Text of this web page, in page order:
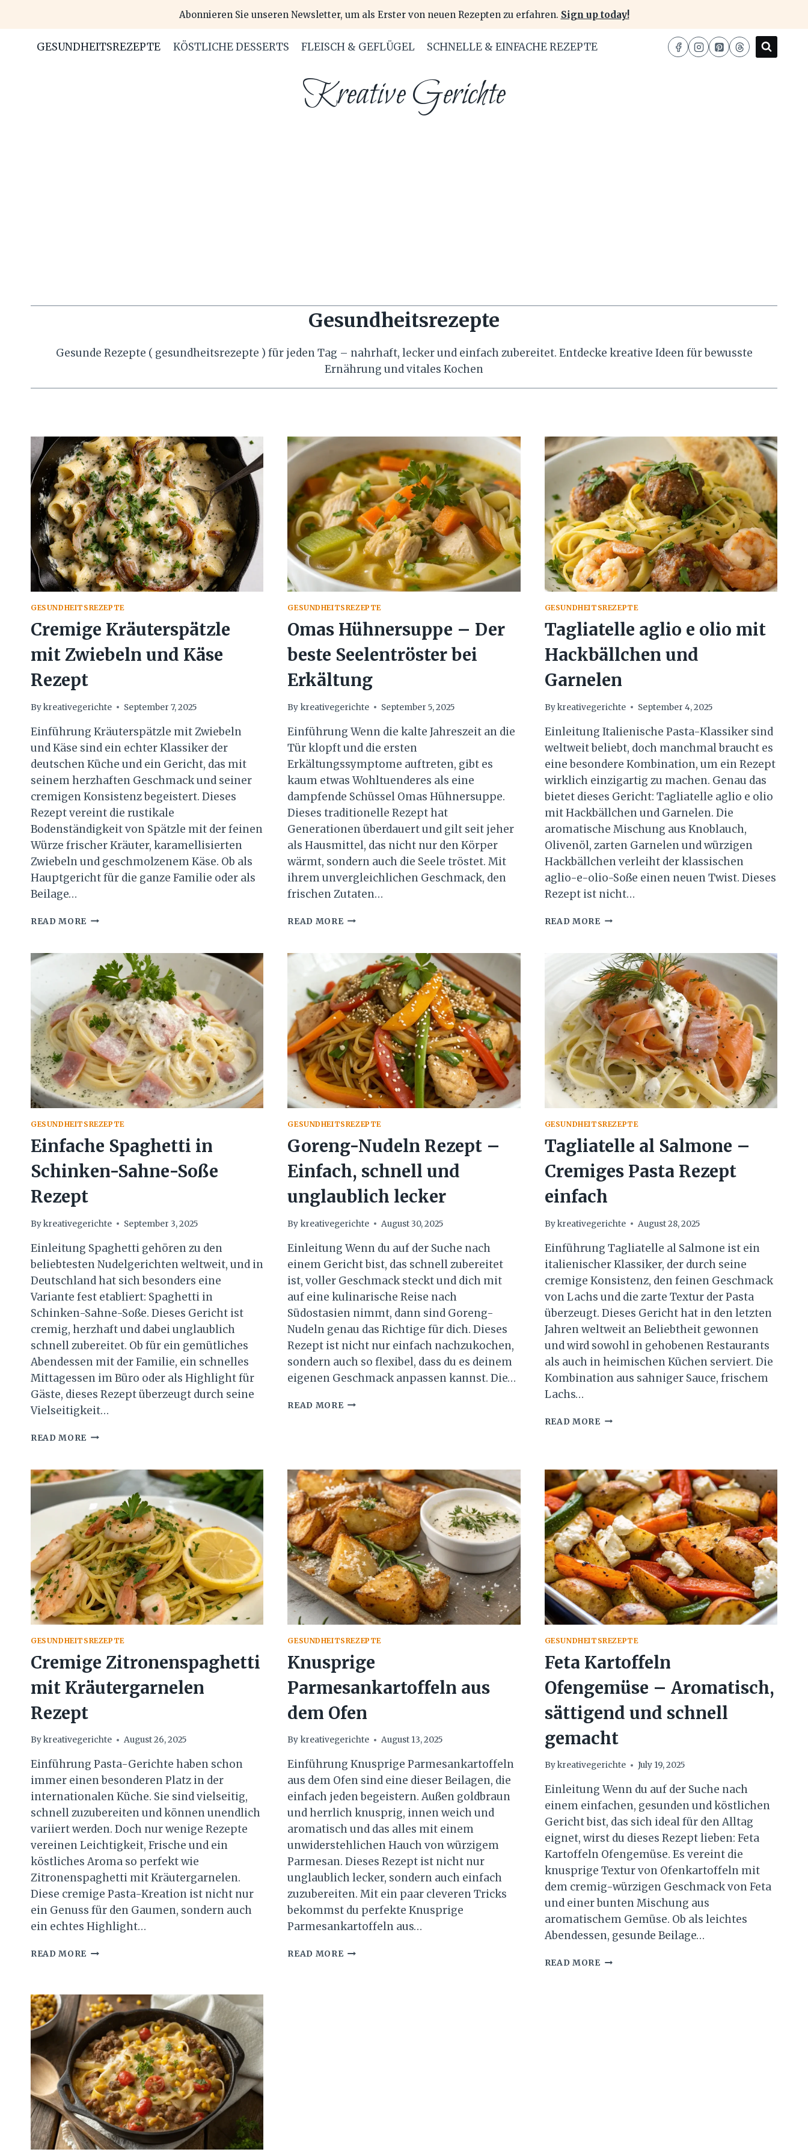
content
Abonnieren Sie unseren Newsletter, um als Erster von neuen Rezepten zu erfahren. Sign up today!
GESUNDHEITSREZEPTE KÖSTLICHE DESSERTS FLEISCH & GEFLÜGEL SCHNELLE & EINFACHE REZEPTE
Kreative Gerichte
Gesundheitsrezepte
Gesunde Rezepte ( gesundheitsrezepte ) für jeden Tag – nahrhaft, lecker und einfach zubereitet. Entdecke kreative Ideen für bewusste
Ernährung und vitales Kochen
GESUNDHEITSREZEPTE
Cremige Kräuterspätzle
mit Zwiebeln und Käse
Rezept
Bykreativegerichte September 7, 2025
Einführung Kräuterspätzle mit Zwiebeln
und Käse sind ein echter Klassiker der
deutschen Küche und ein Gericht, das mit
seinem herzhaften Geschmack und seiner
cremigen Konsistenz begeistert. Dieses
Rezept vereint die rustikale
Bodenständigkeit von Spätzle mit der feinen
Würze frischer Kräuter, karamellisierten
Zwiebeln und geschmolzenem Käse. Ob als
Hauptgericht für die ganze Familie oder als
Beilage…
READ MORE CREMIGE
ZWIEBELN
UND
KÄSE
REZEPT
GESUNDHEITSREZEPTE
Omas Hühnersuppe – Der
beste Seelentröster bei
Erkältung
By kreativegerichte September 5, 2025
Einführung Wenn die kalte Jahreszeit an die
Tür klopft und die ersten
Erkältungssymptome auftreten, gibt es
kaum etwas Wohltuenderes als eine
dampfende Schüssel Omas Hühnersuppe.
Dieses traditionelle Rezept hat
Generationen überdauert und gilt seit jeher
als Hausmittel, das nicht nur den Körper
wärmt, sondern auch die Seele tröstet. Mit
ihrem unvergleichlichen Geschmack, den
frischen Zutaten…
READ MOREOMAS
DER
BESTE
SEELENTRÖSTER
BEI
ERKÄLTUNG
GESUNDHEITSREZEPTE
Tagliatelle aglio e olio mit
Hackbällchen und
Garnelen
Bykreativegerichte September 4, 2025
Einleitung Italienische Pasta-Klassiker sind
weltweit beliebt, doch manchmal braucht es
eine besondere Kombination, um ein Rezept
wirklich einzigartig zu machen. Genau das
bietet dieses Gericht: Tagliatelle aglio e olio
mit Hackbällchen und Garnelen. Die
aromatische Mischung aus Knoblauch,
Olivenöl, zarten Garnelen und würzigen
Hackbällchen verleiht der klassischen
aglio-e-olio-Soße einen neuen Twist. Dieses
Rezept ist nicht…
READ MORETAGLIATELLE
OLIO
MIT
HACKBÄLLCHEN
UND
GARNELEN
GESUNDHEITSREZEPTE
Einfache Spaghetti in
Schinken-Sahne-Soße
Rezept
Bykreativegerichte September 3, 2025
Einleitung Spaghetti gehören zu den
beliebtesten Nudelgerichten weltweit, und in
Deutschland hat sich besonders eine
Variante fest etabliert: Spaghetti in
Schinken-Sahne-Soße. Dieses Gericht ist
cremig, herzhaft und dabei unglaublich
schnell zubereitet. Ob für ein gemütliches
Abendessen mit der Familie, ein schnelles
Mittagessen im Büro oder als Highlight für
Gäste, dieses Rezept überzeugt durch seine
Vielseitigkeit…
READ MORE EINFACHE
SCHINKEN-
SOSSE R
EZEPT
GESUNDHEITSREZEPTE
Goreng-Nudeln Rezept –
Einfach, schnell und
unglaublich lecker
By kreativegerichte August 30, 2025
Einleitung Wenn du auf der Suche nach
einem Gericht bist, das schnell zubereitet
ist, voller Geschmack steckt und dich mit
auf eine kulinarische Reise nach
Südostasien nimmt, dann sind Goreng-
Nudeln genau das Richtige für dich. Dieses
Rezept ist nicht nur einfach nachzukochen,
sondern auch so flexibel, dass du es deinem
eigenen Geschmack anpassen kannst. Die…
READ MOREGORENG-
UND
UNGLAUBLICH
LECKER
GESUNDHEITSREZEPTE
Tagliatelle al Salmone –
Cremiges Pasta Rezept
einfach
Bykreativegerichte August 28, 2025
Einführung Tagliatelle al Salmone ist ein
italienischer Klassiker, der durch seine
cremige Konsistenz, den feinen Geschmack
von Lachs und die zarte Textur der Pasta
überzeugt. Dieses Gericht hat in den letzten
Jahren weltweit an Beliebtheit gewonnen
und wird sowohl in gehobenen Restaurants
als auch in heimischen Küchen serviert. Die
Kombination aus sahniger Sauce, frischem
Lachs…
READ MORETAGLIATELLE
CREMIGES
PASTA
REZEPT
EINFACH
GESUNDHEITSREZEPTE
Cremige Zitronenspaghetti
mit Kräutergarnelen
Rezept
Bykreativegerichte August 26, 2025
Einführung Pasta-Gerichte haben schon
immer einen besonderen Platz in der
internationalen Küche. Sie sind vielseitig,
schnell zuzubereiten und können unendlich
variiert werden. Doch nur wenige Rezepte
vereinen Leichtigkeit, Frische und ein
köstliches Aroma so perfekt wie
Zitronenspaghetti mit Kräutergarnelen.
Diese cremige Pasta-Kreation ist nicht nur
ein Genuss für den Gaumen, sondern auch
ein echtes Highlight…
READ MORE CREMIGE
REZEPT
GESUNDHEITSREZEPTE
Knusprige
Parmesankartoffeln aus
dem Ofen
By kreativegerichte August 13, 2025
Einführung Knusprige Parmesankartoffeln
aus dem Ofen sind eine dieser Beilagen, die
einfach jeden begeistern. Außen goldbraun
und herrlich knusprig, innen weich und
aromatisch und das alles mit einem
unwiderstehlichen Hauch von würzigem
Parmesan. Dieses Rezept ist nicht nur
unglaublich lecker, sondern auch einfach
zuzubereiten. Mit ein paar cleveren Tricks
bekommst du perfekte Knusprige
Parmesankartoffeln aus…
READ MOREKNUSPRIGE
GESUNDHEITSREZEPTE
Feta Kartoffeln
Ofengemüse – Aromatisch,
sättigend und schnell
gemacht
Bykreativegerichte July 19, 2025
Einleitung Wenn du auf der Suche nach
einem einfachen, gesunden und köstlichen
Gericht bist, das sich ideal für den Alltag
eignet, wirst du dieses Rezept lieben: Feta
Kartoffeln Ofengemüse. Es vereint die
knusprige Textur von Ofenkartoffeln mit
dem cremig-würzigen Geschmack von Feta
und einer bunten Mischung aus
aromatischem Gemüse. Ob als leichtes
Abendessen, gesunde Beilage…
READ MOREFETA